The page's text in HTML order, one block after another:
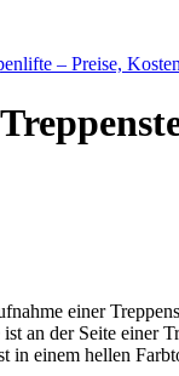
– Preise,
einer
an der Seite einer
in einem hellen